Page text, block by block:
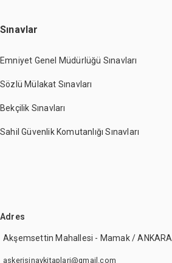
Sınavlar
Emniyet Genel Müdürlüğü Sınavları
Sözlü Mülakat Sınavları
Bekçilik Sınavları
Sahil Güvenlik Komutanlığı Sınavları
Adres
Akşemsettin Mahallesi - Mamak / ANKARA
askerisinavkitaplari@gmail.com